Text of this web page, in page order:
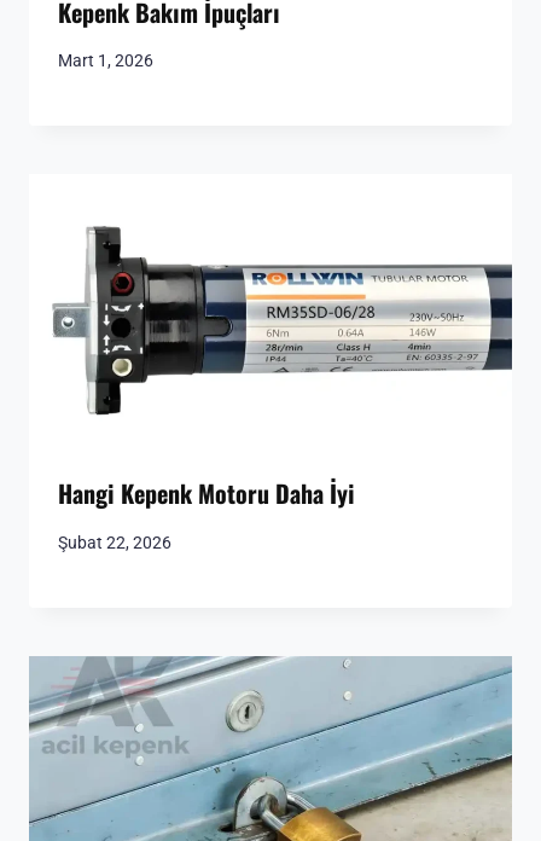
Kepenk Bakım İpuçları
Mart 1, 2026
Hangi Kepenk Motoru Daha İyi
Şubat 22, 2026